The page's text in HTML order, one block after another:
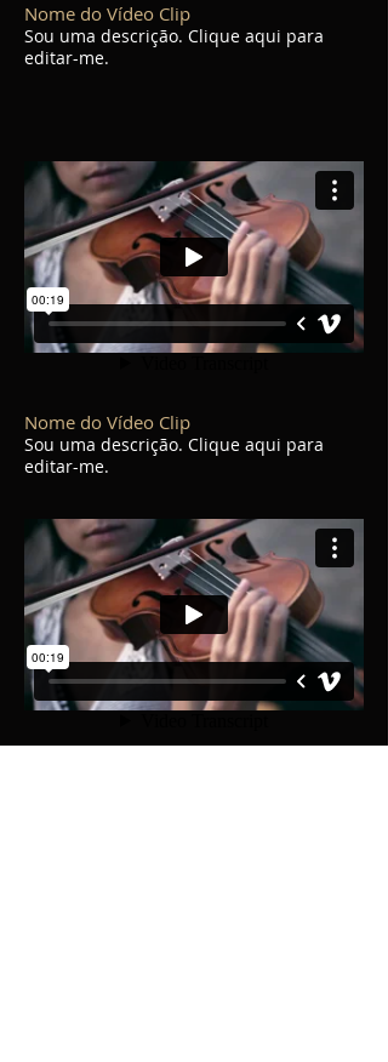
Nome do Vídeo Clip
Sou uma descrição. Clique aqui para
editar-me.
Nome do Vídeo Clip
Sou uma descrição. Clique aqui para
editar-me.